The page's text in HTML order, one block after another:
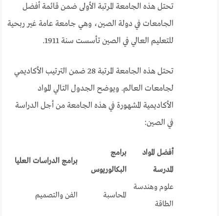
تحتل هذه الجامعة المرتبة الأولى ضمن قائمة أفضل
الجامعات في دولة الصين، وهي جامعة عامة غير ربحية
للتعليم العالي في الصين تأسست سنة 1911.
تحتل هذه الجامعة المرتبة 28 ضمن الترتيب الأكاديمي
لجامعات العالم. ويوضح الجدول التالي المواد
الأكاديمية المشهورة في هذه الجامعة من أجل الدراسة
في الصين:
أفضل المواد
المدرسة
برامج
البكالوريوس
برامج الدراسات العليا
علوم وهندسة
الطاقة
المحاسبة الفن والتصميم